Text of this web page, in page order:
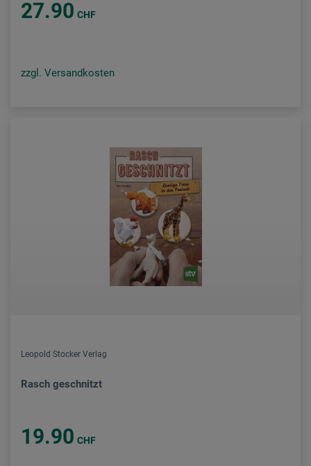
27.90 CHF
zzgl. Versandkosten
Leopold Stocker Verlag
Rasch geschnitzt
19.90 CHF